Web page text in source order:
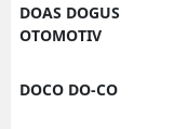
DOAS DOGUS
OTOMOTIV
DOCO DO-CO